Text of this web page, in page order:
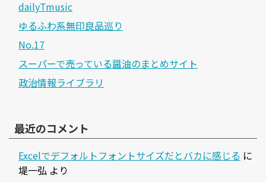
dailyTmusic
ゆるふわ系無印良品巡り
No.17
スーパーで売っている醤油のまとめサイト
政治情報ライブラリ
最近のコメント
Excelでデフォルトフォントサイズだとバカに感じる に
堤一弘 より